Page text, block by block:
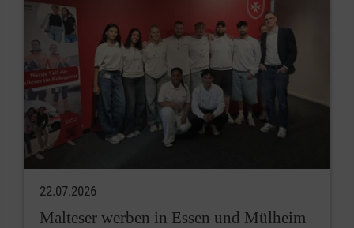
22.07.2026
Malteser werben in Essen und Mülheim